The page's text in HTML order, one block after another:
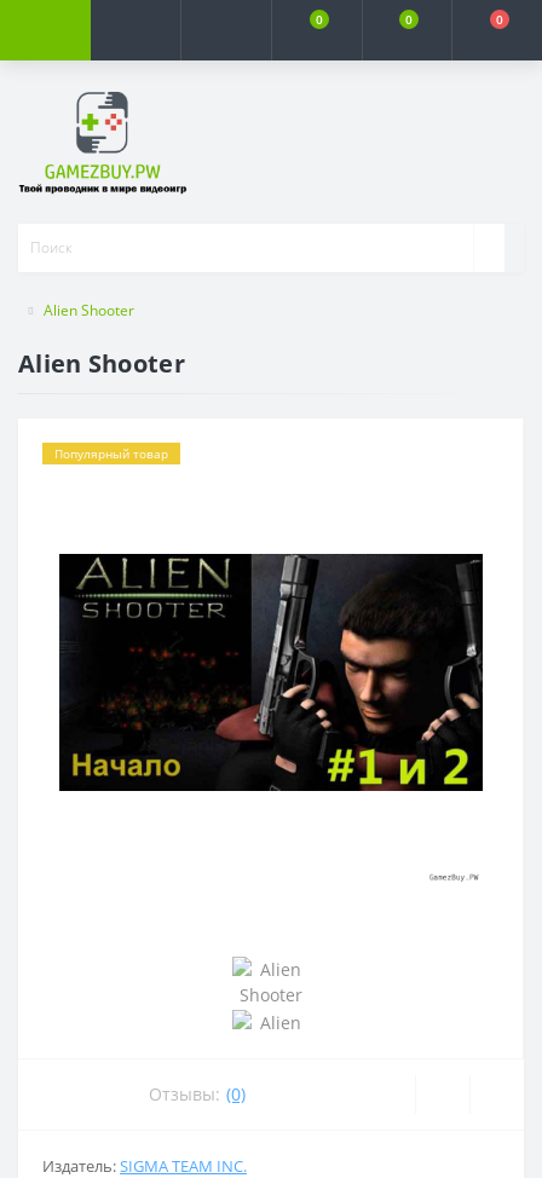
0 0 0
Alien Shooter
Alien Shooter
Популярный товар
Отзывы: (0)
Издатель:SIGMA TEAM INC.